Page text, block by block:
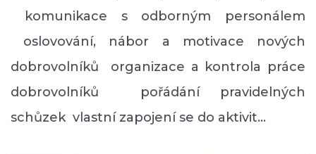
komunikace s odborným personálem
oslovování, nábor a motivace nových
dobrovolníků organizace a kontrola práce
dobrovolníků pořádání pravidelných
schůzek vlastní zapojení se do aktivit…